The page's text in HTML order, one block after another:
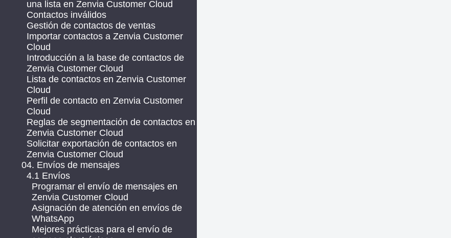
una lista en Zenvia Customer Cloud
Contactos inválidos
Gestión de contactos de ventas
Importar contactos a Zenvia Customer
Cloud
Introducción a la base de contactos de
Zenvia Customer Cloud
Lista de contactos en Zenvia Customer
Cloud
Perfil de contacto en Zenvia Customer
Cloud
Reglas de segmentación de contactos en
Zenvia Customer Cloud
Solicitar exportación de contactos en
Zenvia Customer Cloud
04. Envíos de mensajes
4.1 Envíos
Programar el envío de mensajes en
Zenvia Customer Cloud
Asignación de atención en envíos de
WhatsApp
Mejores prácticas para el envío de